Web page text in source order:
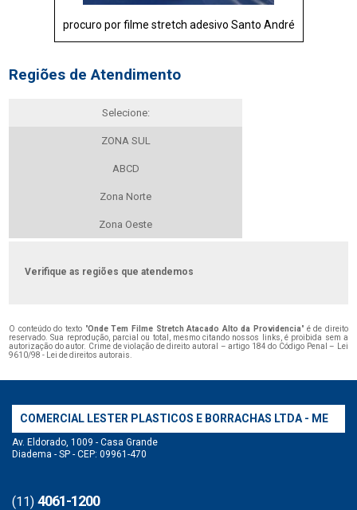
procuro por filme stretch adesivo Santo André
Regiões de Atendimento
Selecione:
ZONA SUL
ABCD
Zona Norte
Zona Oeste
Verifique as regiões que atendemos
O conteúdo do texto "Onde Tem Filme Stretch Atacado Alto da Providencia" é de direito
reservado. Sua reprodução, parcial ou total, mesmo citando nossos links, é proibida sem a
autorização do autor. Crime de violação de direito autoral – artigo 184 do Código Penal –
Lei
9610/98 - Lei de direitos autorais
COMERCIAL LESTER PLASTICOS E BORRACHAS LTDA - ME
Av. Eldorado, 1009 - Casa Grande
Diadema - SP - CEP: 09961-470
(11) 4061-1200